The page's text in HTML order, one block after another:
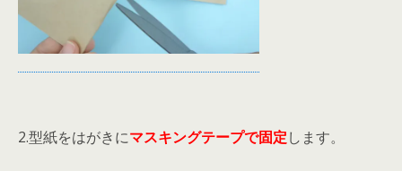
2.型紙をはがきにマスキングテープで固定します。